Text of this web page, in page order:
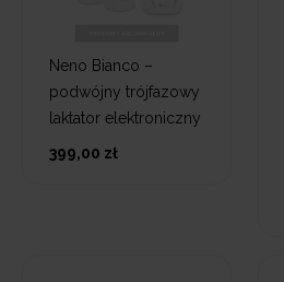
Neno Bianco –
podwójny trójfazowy
laktator elektroniczny
399,00 zł